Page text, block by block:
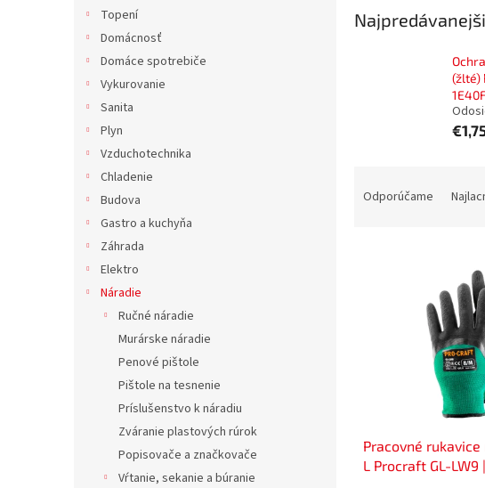
Topení
Domácnosť
Domáce spotrebiče
Vykurovanie
Sanita
Plyn
Vzduchotechnika
Chladenie
Budova
Gastro a kuchyňa
Záhrada
Elektro
Náradie
Ručné náradie
Murárske náradie
Penové pištole
Pištole na tesnenie
Príslušenstvo k náradiu
Zváranie plastových rúrok
Popisovače a značkovače
Vŕtanie, sekanie a búranie
(žlté)
Odporúčame
Pracovné
L Procraft GL-LW9